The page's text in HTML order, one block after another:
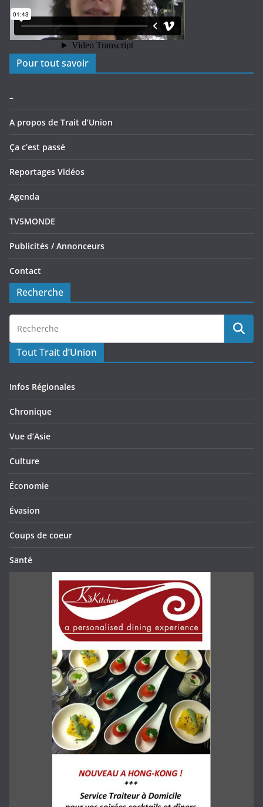
Pour tout savoir
–
A propos de Trait d’Union
Ça c’est passé
Reportages Vidéos
Agenda
TV5MONDE
Publicités / Annonceurs
Contact
Recherche
Tout Trait d’Union
Infos Régionales
Chronique
Vue d’Asie
Culture
Économie
Évasion
Coups de coeur
Santé